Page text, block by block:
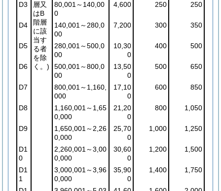
層又
はB
階層
に該
当す
る者
を除
く。)
D3
80,001～140,00
0
4,600 250 250
D4
140,001～280,0
00
7,200 300 350
D5
280,001～500,0
00
10,30
0
400 500
D6
500,001～800,0
00
13,50
0
500 650
D7
800,001～1,160,
000
17,10
0
600 850
D8
1,160,001～1,65
0,000
21,20
0
800 1,050
D9
1,650,001～2,26
0,000
25,70
0
1,000 1,250
D1
0
2,260,001～3,00
0,000
30,60
0
1,200 1,500
D1
1
3,000,001～3,96
0,000
35,90
0
1,400 1,750